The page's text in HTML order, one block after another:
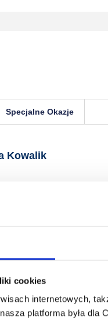
cookies
internetowych,
platforma była dla
Specjalne Okazje
Kowalik